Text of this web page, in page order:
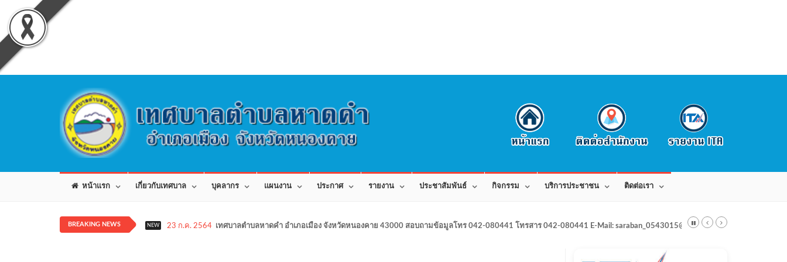
หน้าแรก เกี่ยวกับเทศบาล บุคลากร แผนงาน ประกาศ รายงาน ประชาสัมพันธ์ กิจกรรม บริการประชาชน ติดต่อเรา
BREAKING NEWS NEW 23 ก.ค. 2564 เทศบาลตำบลหาดคำ อำเภอเมือง จังหวัดหนองคาย 43000 สอบถามข้อมูลโทร 042-080441 โทรสาร 042-080441 E-Mail: saraban_0543015@dla.go.th